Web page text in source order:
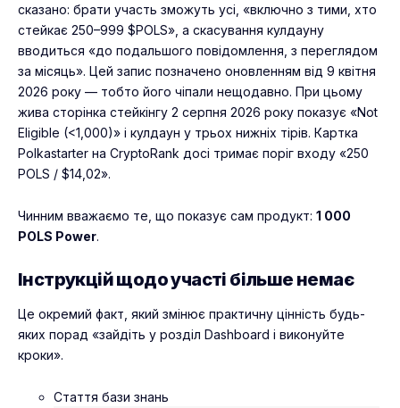
сказано: брати участь зможуть усі, «включно з тими, хто
стейкає 250–999 $POLS», а скасування кулдауну
вводиться «до подальшого повідомлення, з переглядом
за місяць». Цей запис позначено оновленням від 9 квітня
2026 року — тобто його чіпали нещодавно. При цьому
жива сторінка стейкінгу 2 серпня 2026 року показує «Not
Eligible (<1,000)» і кулдаун у трьох нижніх тірів. Картка
Polkastarter на CryptoRank досі тримає поріг входу «250
POLS / $14,02».
Чинним вважаємо те, що показує сам продукт: 1 000
POLS Power.
Інструкцій щодо участі більше немає
Це окремий факт, який змінює практичну цінність будь-
яких порад «зайдіть у розділ Dashboard і виконуйте
кроки».
Стаття бази знань